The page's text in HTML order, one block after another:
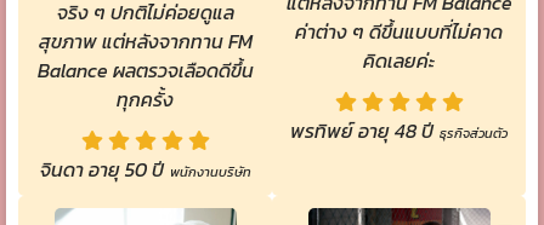
จริง ๆ ปกติไม่ค่อยดูแล
สุขภาพ แต่หลังจากทาน FM
Balance ผลตรวจเลือดดีขึ้น
ทุกครั้ง
จินดา อายุ 50 ปี พนักงานบริษัท
ค่าต่าง ๆ ดีขึ้นแบบที่ไม่คาด
คิดเลยค่ะ
พรทิพย์ อายุ 48 ปี ธุรกิจส่วนตัว